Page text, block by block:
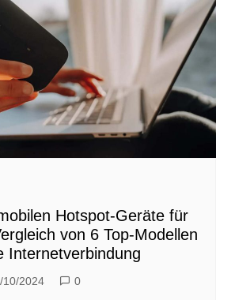
Hotspot-Geräte für
von 6 Top-Modellen
Internetverbindung
10/2024 0